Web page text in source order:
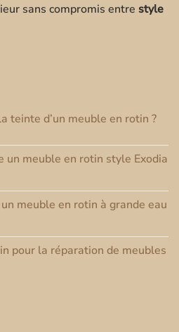
sans compromis entre style
teinte d’un meuble en rotin ?
un meuble en rotin style Exodia
meuble en rotin à grande eau
pour la réparation de meubles